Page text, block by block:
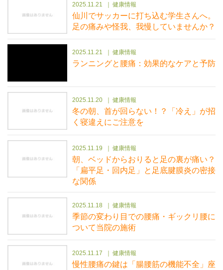
2025.11.21 健康情報
仙川でサッカーに打ち込む学生さんへ。
足の痛みや怪我、我慢していませんか？
2025.11.21 健康情報
ランニングと腰痛：効果的なケアと予防
2025.11.20 健康情報
冬の朝、首が回らない！？「冷え」が招
く寝違えにご注意を
2025.11.19 健康情報
朝、ベッドからおりると足の裏が痛い？
「扁平足・回内足」と足底腱膜炎の密接
な関係
2025.11.18 健康情報
季節の変わり目での腰痛・ギックリ腰に
ついて当院の施術
2025.11.17 健康情報
慢性腰痛の鍵は「腸腰筋の機能不全」座